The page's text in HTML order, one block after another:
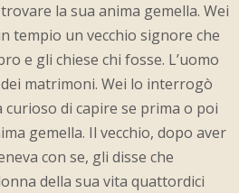
la sua anima gemella. Wei
tempio un vecchio signore che
e gli chiese chi fosse. L’uomo
matrimoni. Wei lo interrogò
di capire se prima o poi
gemella. Il vecchio, dopo aver
con se, gli disse che
della sua vita quattordici